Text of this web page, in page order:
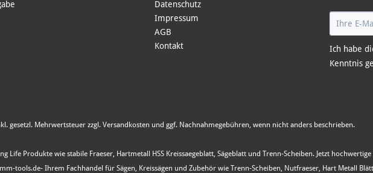
Datenschutz
Impressum
AGB
Kontakt
Ich habe
Kenntnis
gesetzl. Mehrwertsteuer zzgl. Versandkosten und ggf. Nachnahmegebühren, wenn nicht anders beschrieben.
Produkte wie stabile Fraeser, Hartmetall HSS Kreissaegeblatt, Sägeblatt und Trenn-Scheiben. Jetzt
tools.de- Ihrem Fachhandel für Sägen, Kreissägen und Zubehör wie Trenn-Scheiben, Nutfraeser, Hart Metall